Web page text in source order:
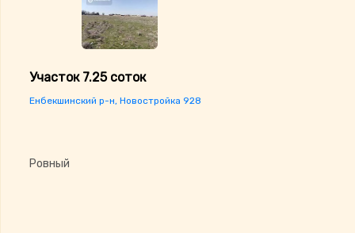
Участок 7.25 соток
Енбекшинский р-н, Новостройка 928
Ровный